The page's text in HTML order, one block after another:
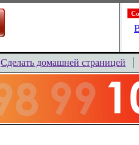
Сделать домашней страницей